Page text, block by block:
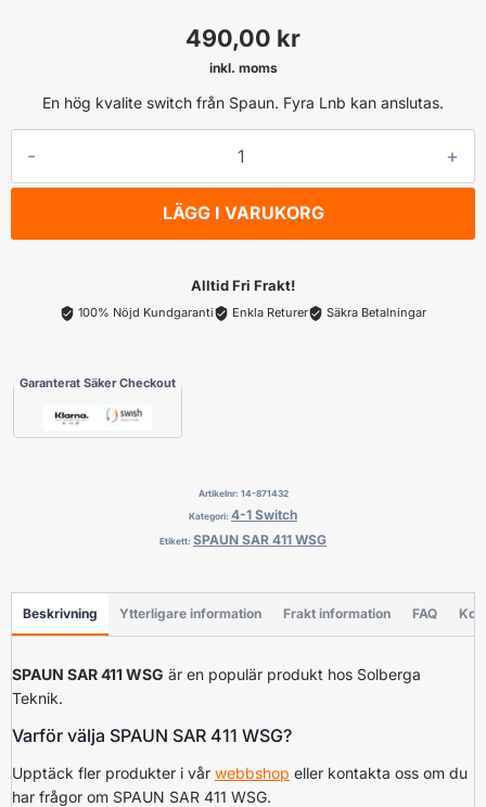
490,00 kr
inkl. moms
En hög kvalite switch från Spaun. Fyra Lnb kan anslutas.
WSG
LÄGG I VARUKORG
Alltid Fri Frakt!
100% Nöjd Kundgaranti Enkla Returer Säkra Betalningar
Garanterat Säker Checkout
Artikelnr: 14-871432
Kategori: 4-1 Switch
Etikett: SPAUN SAR 411 WSG
Beskrivning Ytterligare information Frakt information FAQ
SPAUN SAR 411 WSG är en populär produkt hos Solberga
Teknik.
Varför välja SPAUN SAR 411 WSG?
Upptäck fler produkter i vår webbshop eller kontakta oss om du
har frågor om SPAUN SAR 411 WSG.